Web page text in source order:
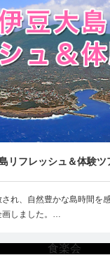
リフレッシュ＆体験ツ
れ、自然豊かな島時間を
しました。…